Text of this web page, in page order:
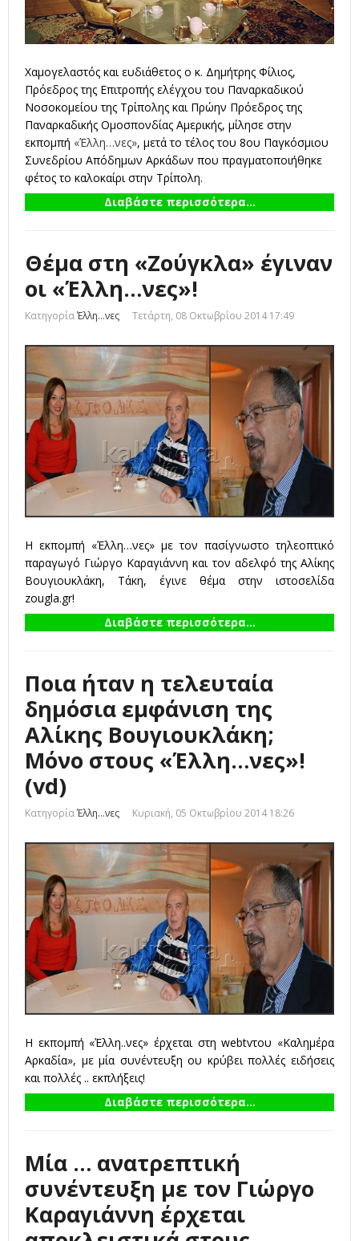
Χαμογελαστός και ευδιάθετος ο κ. Δημήτρης Φίλιος,
Πρόεδρος της Επιτροπής ελέγχου του Παναρκαδικού
Νοσοκομείου της Τρίπολης και Πρώην Πρόεδρος της
Παναρκαδικής Ομοσπονδίας Αμερικής, μίλησε στην
εκπομπή «Έλλη…νες», μετά το τέλος του 8ου Παγκόσμιου
Συνεδρίου Απόδημων Αρκάδων που πραγματοποιήθηκε
φέτος το καλοκαίρι στην Τρίπολη.
Διαβάστε περισσότερα...
Θέμα στη «Ζούγκλα» έγιναν
οι «Έλλη…νες»!
ΚατηγορίαΈλλη...νες Τετάρτη, 08 Οκτωβρίου 2014 17:49
Η εκπομπή «Έλλη…νες» με τον πασίγνωστο τηλεοπτικό
παραγωγό Γιώργο Καραγιάννη και τον αδελφό της Αλίκης
Βουγιουκλάκη, Τάκη, έγινε θέμα στην ιστοσελίδα
zougla.gr!
Διαβάστε περισσότερα...
Ποια ήταν η τελευταία
δημόσια εμφάνιση της
Αλίκης Βουγιουκλάκη;
Μόνο στους «Έλλη…νες»!
(vd)
ΚατηγορίαΈλλη...νες Κυριακή, 05 Οκτωβρίου 2014 18:26
Η εκπομπή «Έλλη..νες» έρχεται στη webtvτου «Καλημέρα
Αρκαδία», με μία συνέντευξη ου κρύβει πολλές ειδήσεις
και πολλές .. εκπλήξεις!
Διαβάστε περισσότερα...
Μία … ανατρεπτική
συνέντευξη με τον Γιώργο
Καραγιάννη έρχεται